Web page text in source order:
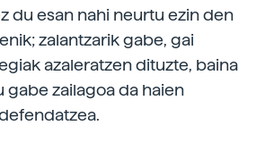
du esan nahi neurtu ezin den
zalantzarik gabe, gai
azaleratzen dituzte, baina
gabe zailagoa da haien